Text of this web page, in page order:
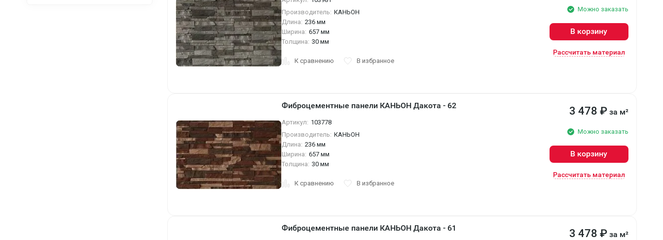
Производитель: КАНЬОН
Длина: 236 мм
Ширина: 657 мм
Толщина: 30 мм
К сравнению В избранное
Можно заказать
В корзину
Рассчитать материал
Фиброцементные панели КАНЬОН Дакота - 62
Артикул: 103778
Производитель: КАНЬОН
Длина: 236 мм
Ширина: 657 мм
Толщина: 30 мм
К сравнению В избранное
3 478 ₽ за м²
Можно заказать
В корзину
Рассчитать материал
Фиброцементные панели КАНЬОН Дакота - 61 3 478 ₽ за м²